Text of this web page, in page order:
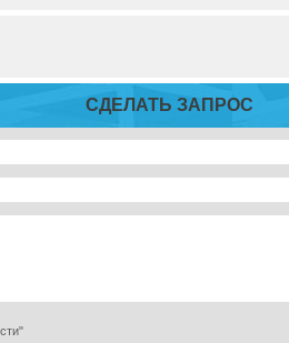
СДЕЛАТЬ ЗАПРОС